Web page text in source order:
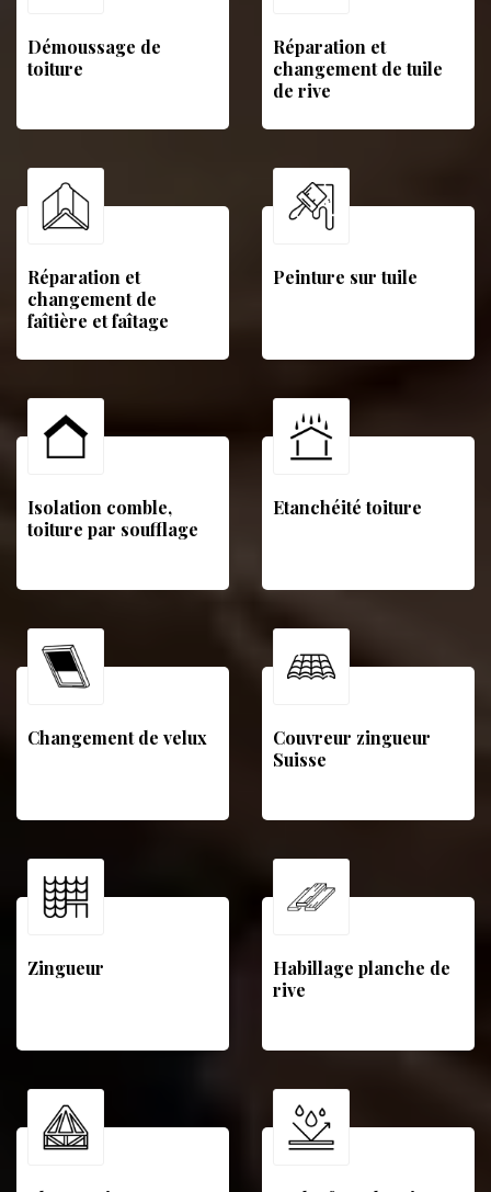
Démoussage de
toiture
Réparation et
changement de tuile
de rive
Réparation et
changement de
faîtière et faîtage
Peinture sur tuile
Isolation comble,
toiture par soufflage
Etanchéité toiture
Changement de velux
Couvreur zingueur
Suisse
Zingueur
Habillage planche de
rive